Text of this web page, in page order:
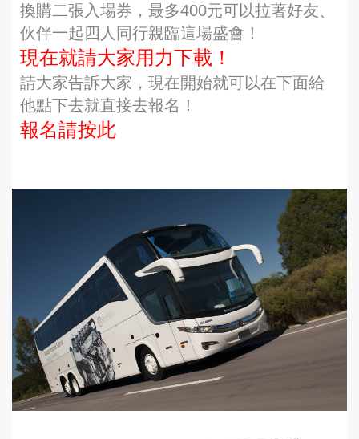
換購二張入場券，最多400元可以拉著好友、
伙伴一起四人同行親臨這場盛會！
現在就請大家用力下載！
請大家告訴大家，現在開始就可以在下面給
他點下去就直接去報名！
報名請按此